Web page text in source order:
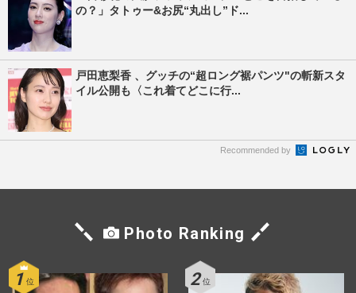
の？」タトゥー&お尻“丸出し”ド...
戸田恵梨香 、グッチの“超ロング裾パンツ"の斬新スタ
イル公開も〈これ着てどこに行...
Recommended by
Photo Ranking